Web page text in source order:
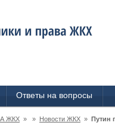
Ответы на вопросы
ЖКХ » » Новости ЖКХ » Путин